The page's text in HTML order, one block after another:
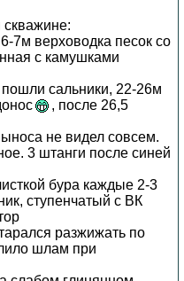
7м верховодка песок со
с камушками
сальники, 22-26м
, после 26,5
не видел совсем.
3 штанги после синей
бура каждые 2-3
ступенчатый с ВК
разжижать по
шлам при